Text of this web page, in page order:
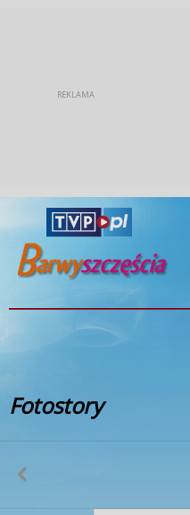
Fotostory